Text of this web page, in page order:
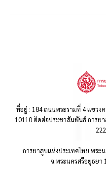
ที่อยู่ : 184 ถนนพระรามที่ 4 แขวง
10110 ติดต่อประชาสัมพันธ์ การย
การยาสูบแห่งประเทศไทย พระ
จ.พระนครศรีอยุธยา